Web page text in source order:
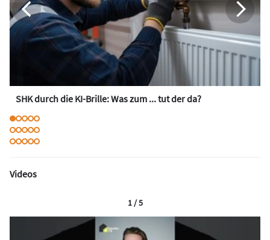
SHK durch die KI-Brille: Was zum ... tut der da?
Videos
1 / 5